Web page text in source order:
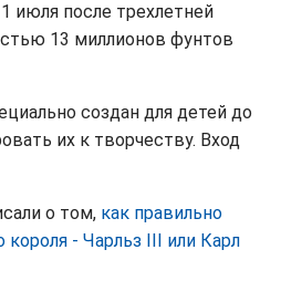
июля после трехлетней
13 миллионов фунтов
создан для детей до
их к творчеству. Вход
о том, как правильно
- Чарльз III или Карл